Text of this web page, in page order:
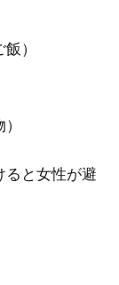
）
ると女性が避